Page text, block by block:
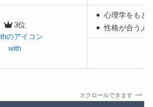
3位
with
心理学をもと
性格が合う人
スクロールできます